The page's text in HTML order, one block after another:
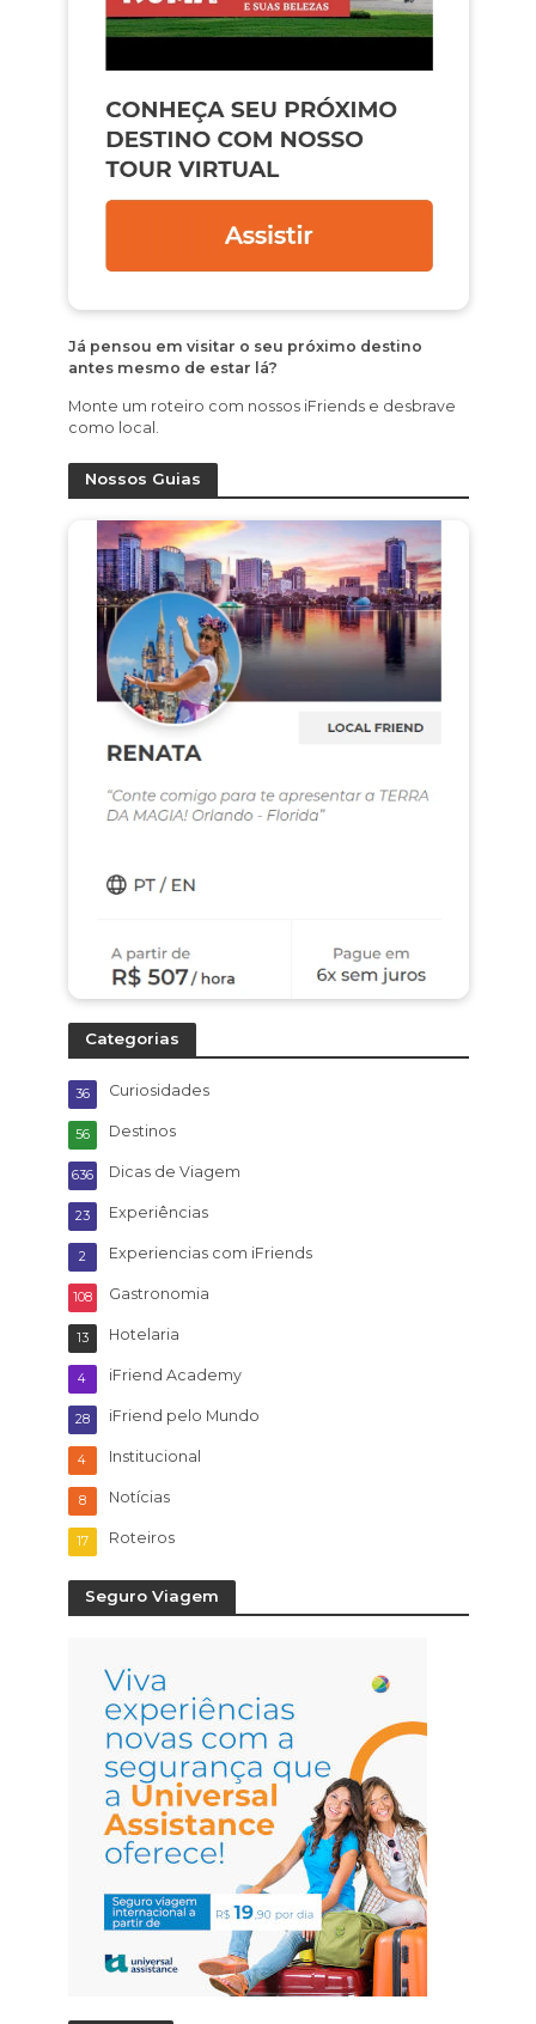
Já pensou em visitar o seu próximo destino
antes mesmo de estar lá?
Monte um roteiro com nossos iFriends e desbrave
como local.
Nossos Guias
Categorias
Curiosidades
36
Destinos
56
Dicas de Viagem
636
Experiências
23
Experiencias com iFriends
2
Gastronomia
108
Hotelaria
13
iFriend Academy
4
iFriend pelo Mundo
28
Institucional
4
Notícias
8
Roteiros
17
Seguro Viagem